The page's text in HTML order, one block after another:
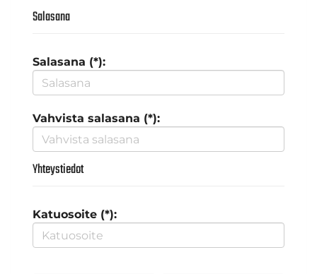
Salasana
Salasana (*):
Vahvista salasana (*):
Yhteystiedot
Katuosoite (*):